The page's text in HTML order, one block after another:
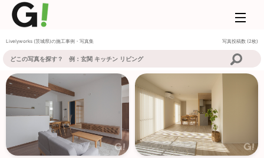
Livelyworks (茨城県)の施工事例・写真集 写真投稿数 (2枚)